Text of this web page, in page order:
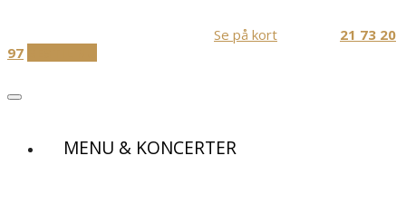
content
Se på kort
21 73 20
97
MENU & KONCERTER